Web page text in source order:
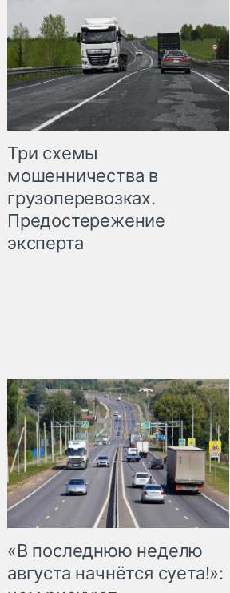
Три схемы
мошенничества в
грузоперевозках.
Предостережение
эксперта
«В последнюю неделю
августа начнётся суета!»: